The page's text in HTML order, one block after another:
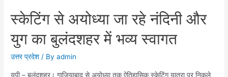
स्केटिंग से अयोध्या जा रहे नंदिनी और
युग का बुलंदशहर में भव्य स्वागत
उत्तर प्रदेश/ Byadmin
यूपी – बुलंदशहर। गाजियाबाद से अयोध्या तक ऐतिहासिक स्केटिंग यात्रा पर निकले